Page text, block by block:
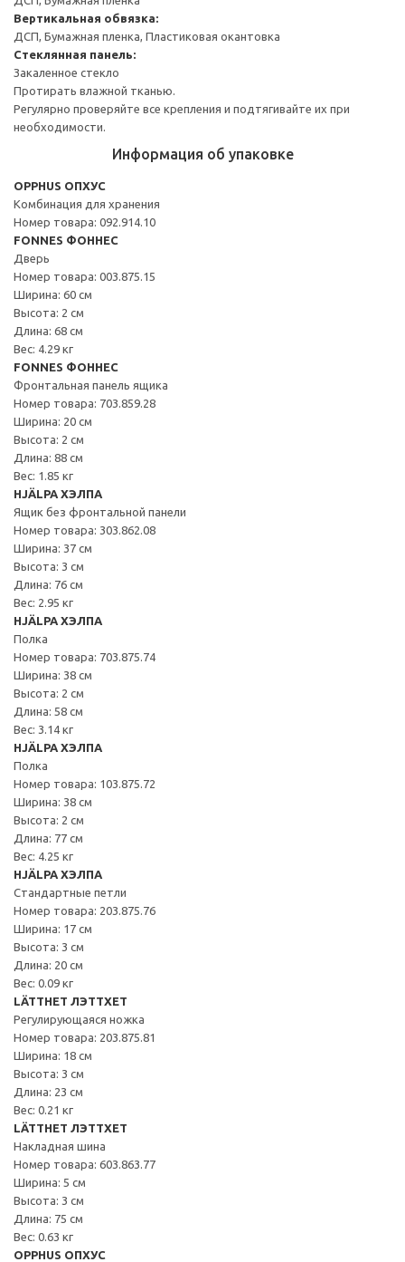
Вертикальная обвязка:
ДСП, Бумажная пленка, Пластиковая окантовка
Стеклянная панель:
Закаленное стекло
Протирать влажной тканью.
Регулярно проверяйте все крепления и подтягивайте их при
необходимости.
Информация об упаковке
OPPHUS ОПХУС
Комбинация для хранения
Номер товара: 092.914.10
FONNES ФОННЕС
Дверь
Номер товара: 003.875.15
Ширина: 60 см
Высота: 2 см
Длина: 68 см
Вес: 4.29 кг
FONNES ФОННЕС
Фронтальная панель ящика
Номер товара: 703.859.28
Ширина: 20 см
Высота: 2 см
Длина: 88 см
Вес: 1.85 кг
HJÄLPA ХЭЛПА
Ящик без фронтальной панели
Номер товара: 303.862.08
Ширина: 37 см
Высота: 3 см
Длина: 76 см
Вес: 2.95 кг
HJÄLPA ХЭЛПА
Полка
Номер товара: 703.875.74
Ширина: 38 см
Высота: 2 см
Длина: 58 см
Вес: 3.14 кг
HJÄLPA ХЭЛПА
Полка
Номер товара: 103.875.72
Ширина: 38 см
Высота: 2 см
Длина: 77 см
Вес: 4.25 кг
HJÄLPA ХЭЛПА
Стандартные петли
Номер товара: 203.875.76
Ширина: 17 см
Высота: 3 см
Длина: 20 см
Вес: 0.09 кг
LÄTTHET ЛЭТТХЕТ
Регулирующаяся ножка
Номер товара: 203.875.81
Ширина: 18 см
Высота: 3 см
Длина: 23 см
Вес: 0.21 кг
LÄTTHET ЛЭТТХЕТ
Накладная шина
Номер товара: 603.863.77
Ширина: 5 см
Высота: 3 см
Длина: 75 см
Вес: 0.63 кг
OPPHUS ОПХУС